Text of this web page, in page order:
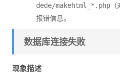
dede/makehtml_*.php
报错信息。
数据库连接失败
现象描述